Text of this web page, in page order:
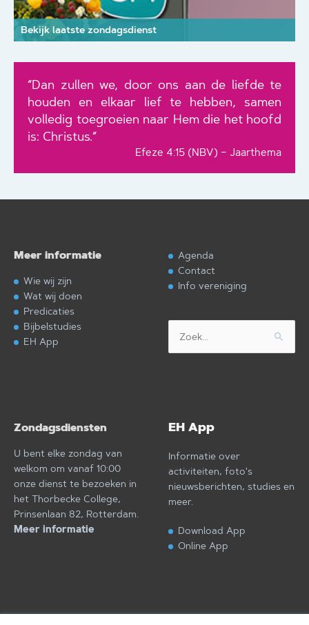
Bekijk laatste zondagsdienst
“Dan zullen we, door ons aan de liefde te
houden en elkaar lief te hebben, samen
volledig toegroeien naar Hem die het hoofd
is: Christus.”
Efeze 4:15 (NBV) – Jaarthema
Meer informatie
Wie wij zijn
Wat wij doen
Predicaties
Bijbelstudies
EH App
Agenda
Contact
Info vereniging
naar:
Zondagsdiensten
U bent elke zondag van
welkom om vanaf 10:00
onze dienst te bezoeken in
het Thorbecke College,
Prinsenlaan 82, Rotterdam.
Meer informatie
EH App
Informatie over
activiteiten, foto's
nieuwsberichten, studies en
meer.
Download App
Online App